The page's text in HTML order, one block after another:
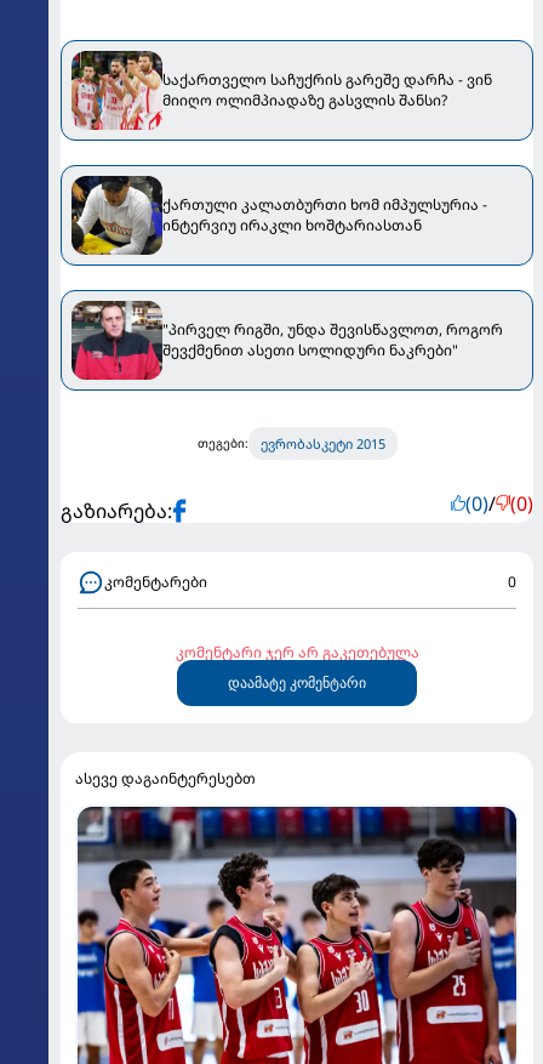
საქართველო საჩუქრის გარეშე დარჩა - ვინ
მიიღო ოლიმპიადაზე გასვლის შანსი?
ქართული კალათბურთი ხომ იმპულსურია -
ინტერვიუ ირაკლი ხოშტარიასთან
"პირველ რიგში, უნდა შევისწავლოთ, როგორ
შევქმენით ასეთი სოლიდური ნაკრები"
თეგები: ევრობასკეტი 2015
გაზიარება: (0)/ (0)
კომენტარები 0
კომენტარი ჯერ არ გაკეთებულა
დაამატე კომენტარი
ასევე დაგაინტერესებთ